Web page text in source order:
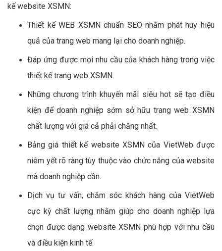
kế website XSMN:
Thiết kế WEB XSMN chuẩn SEO nhằm phát huy hiệu
quả của trang web mang lại cho doanh nghiệp.
Đáp ứng được mọi nhu cầu của khách hàng trong việc
thiết kế trang web XSMN.
Những chương trình khuyến mãi siêu hot sẽ tạo điều
kiện để doanh nghiệp sớm sở hữu trang web XSMN
chất lượng với giá cả phải chăng nhất.
Bảng giá thiết kế website XSMN của VietWeb được
niêm yết rõ ràng tùy thuộc vào chức năng của website
mà doanh nghiệp cần.
Dịch vụ tư vấn, chăm sóc khách hàng của VietWeb
cực kỳ chất lượng nhằm giúp cho doanh nghiệp lựa
chọn được dạng website XSMN phù hợp với nhu cầu
và điều kiện kinh tế.